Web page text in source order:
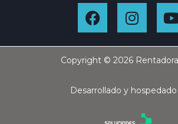
Copyright © 2026
Desarrollado y hospedado